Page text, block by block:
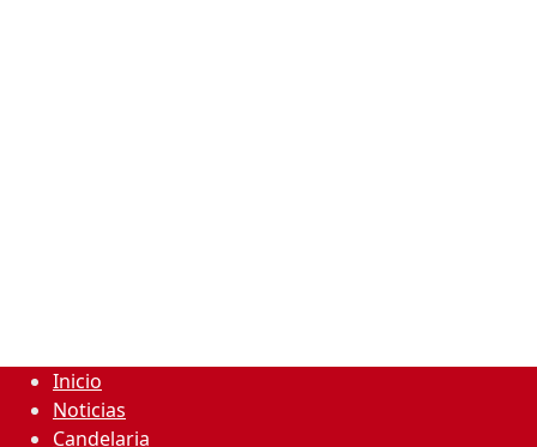
Inicio
Noticias
Candelaria